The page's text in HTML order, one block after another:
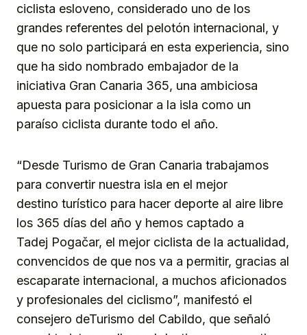
ciclista esloveno, considerado uno de los
grandes referentes del pelotón internacional, y
que no solo participará en esta experiencia, sino
que ha sido nombrado embajador de la
iniciativa Gran Canaria 365, una ambiciosa
apuesta para posicionar a la isla como un
paraíso ciclista durante todo el año.
“Desde Turismo de Gran Canaria trabajamos
para convertir nuestra isla en el mejor
destino turístico para hacer deporte al aire libre
los 365 días del año y hemos captado a
Tadej Pogačar, el mejor ciclista de la actualidad,
convencidos de que nos va a permitir, gracias al
escaparate internacional, a muchos aficionados
y profesionales del ciclismo”, manifestó el
consejero deTurismo del Cabildo, que señaló